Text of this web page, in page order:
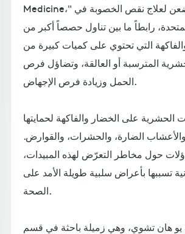
Medicine،" شملت نساء يخضعن لعلاج نقص الخصوبة في
رابطاً ما بين تناول حصصاً أكبر من
التي تحتوي على كميات كبيرة من
المترسبة أو العالقة، وتضاؤل فرص
الحمل وزيادة فرص الإجهاض.
الحشرية على الخضار والفاكهة لحمايتها
الضارة، والحشرات، والقوارض.
حول مخاطر التعرّض لهذه المبيدات،
تسببها بأعراض سلبية طويلة الأمد على
الصحة.
يو هان تشوي، وهي زميلة باحثة في قسم